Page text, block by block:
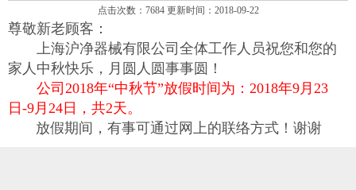
点击次数：7684 更新时间：2018-09-22
尊敬新老顾客：
上海沪净器械有限公司全体工作人员祝您和您的
家人中秋快乐，月圆人圆事事圆！
公司2018年“中秋节”放假时间为：2018年9月23
日-9月24日，共2天。
放假期间，有事可通过网上的联络方式！谢谢